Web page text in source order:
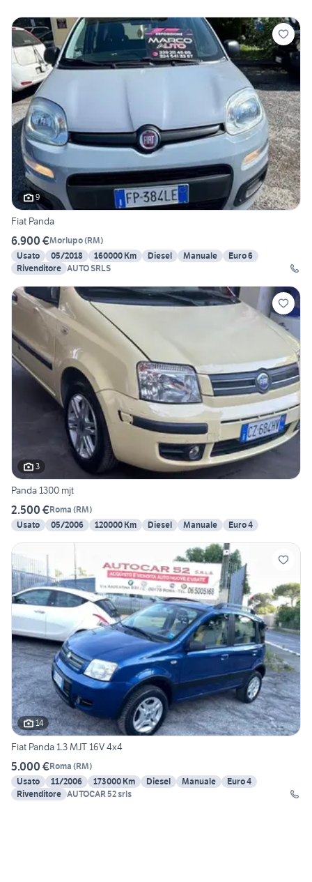
9
Fiat Panda
6.900 €Morlupo(RM)
Usato
05/2018 160000 Km Diesel Manuale
Euro 6
Rivenditore AUTO SRLS
3
Panda 1300 mjt
2.500 €Roma (RM)
Usato
05/2006 120000 Km Diesel Manuale Euro 4
14
Fiat Panda 1.3 MJT 16V 4x4
5.000 €Roma (RM)
Usato
11/2006 173000 Km Diesel Manuale
Euro 4
Rivenditore AUTOCAR 52 srls